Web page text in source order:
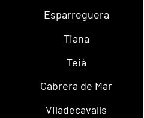
Esparreguera
Tiana
Teià
Cabrera de Mar
Viladecavalls